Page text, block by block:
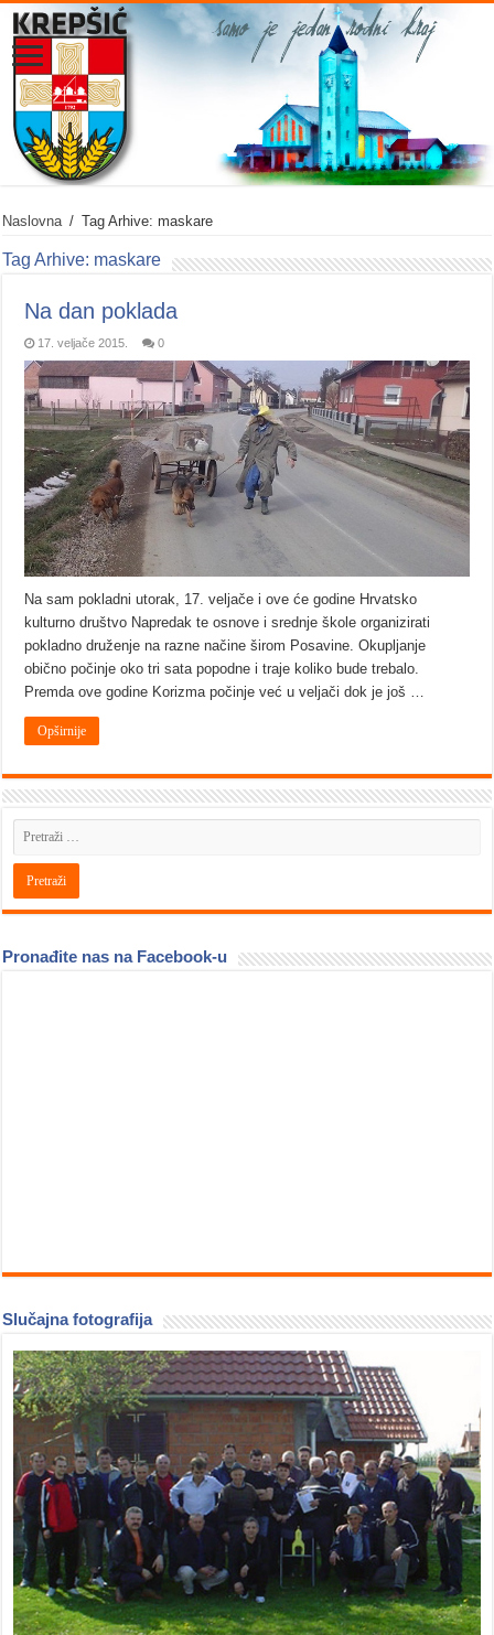
Naslovna / Tag Arhive: maskare
Tag Arhive: maskare
Na dan poklada
17. veljače 2015. 0
Na sam pokladni utorak, 17. veljače i ove će godine Hrvatsko
kulturno društvo Napredak te osnove i srednje škole organizirati
pokladno druženje na razne načine širom Posavine. Okupljanje
obično počinje oko tri sata popodne i traje koliko bude trebalo.
Premda ove godine Korizma počinje već u veljači dok je još …
Opširnije
Pronađite nas na Facebook-u
Slučajna fotografija